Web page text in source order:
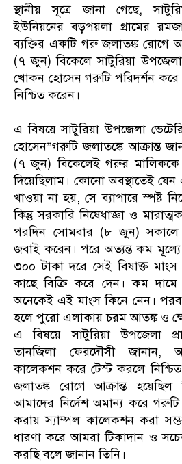
​স্থানীয় সূত্রে জানা গেছে,
ইউনিয়নের বড়পয়লা গ্রামের
ব্যক্তির একটি গরু জলাতঙ্ক রোগে
(৭ জুন) বিকেলে সাটুরিয়া উপজেলা
খোকন হোসেন গরুটি পরিদর্শন করে
নিশ্চিত করেন।
এ বিষয়ে সাটুরিয়া উপজেলা
হোসেন​”গরুটি জলাতঙ্কে আক্রান্ত
(৭ জুন) বিকেলেই গরুর
দিয়েছিলাম। কোনো অবস্থাতেই
খাওয়া না হয়, সে ব্যাপারে স্পষ্ট
কিন্তু সরকারি নিষেধাজ্ঞা ও
পরদিন সোমবার (৮ জুন) সকালে
জবাই করেন। পরে অত্যন্ত কম মূল্যে,
৩০০ টাকা দরে সেই বিষাক্ত মাংস
কাছে বিক্রি করে দেন। কম দামে
অনেকেই এই মাংস কিনে নেন।
হলে পুরো এলাকায় চরম আতঙ্ক ও
এ বিষয়ে সাটুরিয়া উপজেলা
তানজিলা ফেরদৌসী জানান,
কালেকশন করে টেস্ট করলে
জলাতঙ্ক রোগে আক্রান্ত
আমাদের নির্দেশ অমান্য করে
করায় স্যাম্পল কালেকশন করা
ধারণা করে আমরা টিকাদান ও
করছি বলে জানান তিনি।